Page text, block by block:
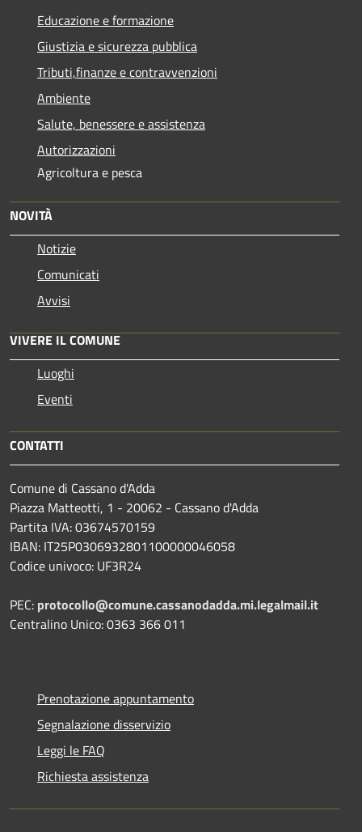
Educazione e formazione
Giustizia e sicurezza pubblica
Tributi,finanze e contravvenzioni
Ambiente
Salute, benessere e assistenza
Autorizzazioni
Agricoltura e pesca
NOVITÀ
Notizie
Comunicati
Avvisi
VIVERE IL COMUNE
Luoghi
Eventi
CONTATTI
Comune di Cassano d'Adda
Piazza Matteotti, 1 - 20062 - Cassano d'Adda
Partita IVA: 03674570159
IBAN: IT25P0306932801100000046058
Codice univoco: UF3R24
PEC: protocollo@comune.cassanodadda.mi.legalmail.it
Centralino Unico: 0363 366 011
Prenotazione appuntamento
Segnalazione disservizio
Leggi le FAQ
Richiesta assistenza